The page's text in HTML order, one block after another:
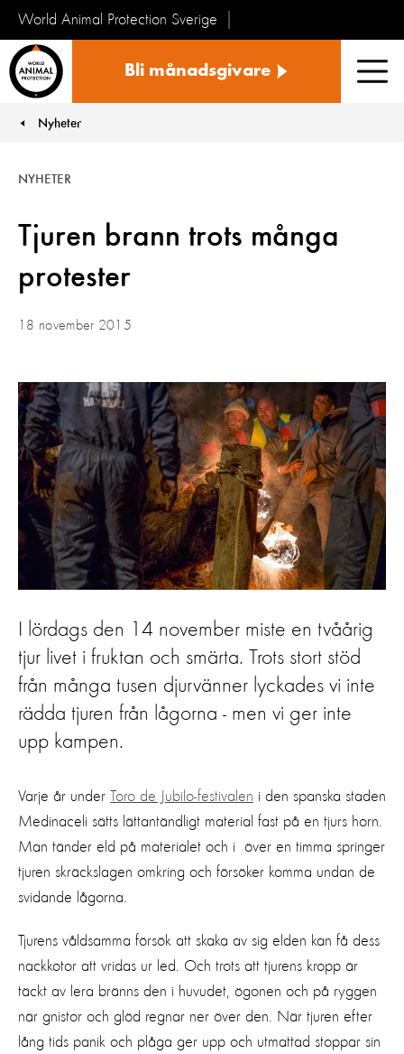
World Animal Protection Sverige
Bli månadsgivare
You are here:
Nyheter
Tjuren brann trots många
protester
NYHETER
18 november 2015
I lördags den 14 november miste en tvåårig
tjur livet i fruktan och smärta. Trots stort stöd
från många tusen djurvänner lyckades vi inte
rädda tjuren från lågorna - men vi ger inte
upp kampen.
Varje år under Toro de Jubilo-festivalen i den spanska staden
Medinaceli sätts lättantändligt material fast på en tjurs horn.
Man tänder eld på materialet och i över en timma springer
tjuren skräckslagen omkring och försöker komma undan de
svidande lågorna.
Tjurens våldsamma försök att skaka av sig elden kan få dess
nackkotor att vridas ur led. Och trots att tjurens kropp är
täckt av lera bränns den i huvudet, ögonen och på ryggen
när gnistor och glöd regnar ner över den. När tjuren efter
lång tids panik och plåga ger upp och utmattad stoppar sin